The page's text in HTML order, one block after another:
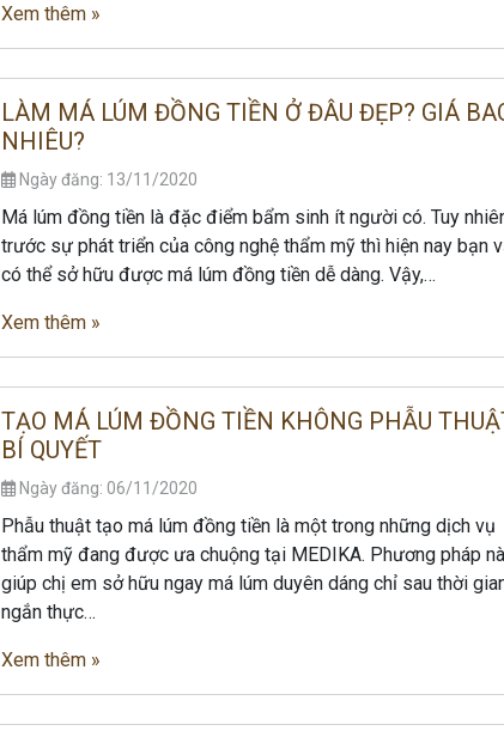
Xem thêm »
LÀM MÁ LÚM ĐỒNG TIỀN Ở ĐÂU ĐẸP? GIÁ
NHIÊU?
Ngày đăng: 13/11/2020
Má lúm đồng tiền là đặc điểm bẩm sinh ít người có. Tuy
trước sự phát triển của công nghệ thẩm mỹ thì hiện nay bạn
có thể sở hữu được má lúm đồng tiền dễ dàng. Vậy,…
Xem thêm »
TẠO MÁ LÚM ĐỒNG TIỀN KHÔNG PHẪU
BÍ QUYẾT
Ngày đăng: 06/11/2020
Phẫu thuật tạo má lúm đồng tiền là một trong những dịch vụ
thẩm mỹ đang được ưa chuộng tại MEDIKA. Phương pháp
giúp chị em sở hữu ngay má lúm duyên dáng chỉ sau thời
ngắn thực…
Xem thêm »